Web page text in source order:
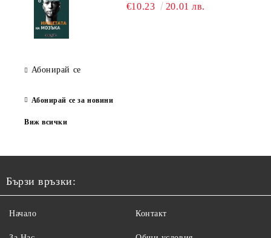
€10.23 20.01 лв.
Абонирай се
Абонирай се за новини
Виж всички
Бързи връзки:
Начало Контакт